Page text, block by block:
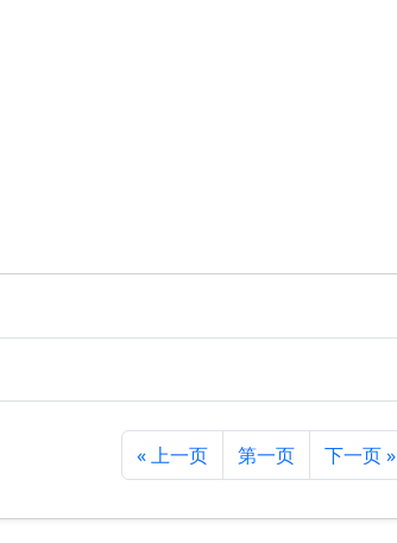
« 上一页 第一页 下一页 »